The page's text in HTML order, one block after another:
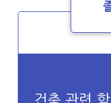
건축 관련